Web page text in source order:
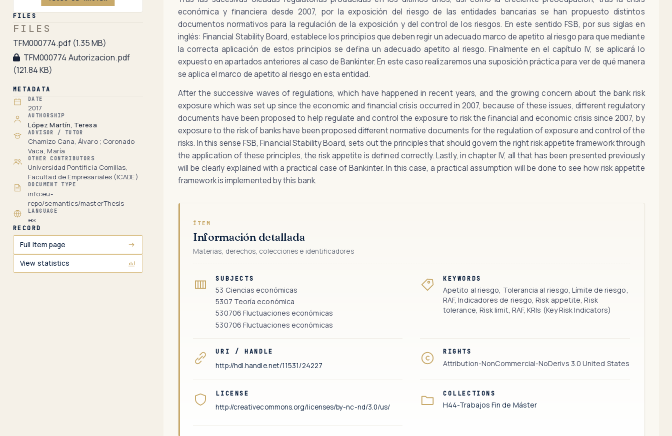
FILES
FILES
TFM000774.pdf (1.35 MB)
TFM000774 Autorizacion.pdf
(121.84 KB)
METADATA
DATE
2017
AUTHORSHIP
López Martín, Teresa
ADVISOR / TUTOR
Chamizo Cana, Álvaro ; Coronado
Vaca, María
OTHER CONTRIBUTORS
Universidad Pontificia Comillas,
Facultad de Empresariales (ICADE)
DOCUMENT TYPE
info:eu-
repo/semantics/masterThesis
LANGUAGE
es
RECORD
Full item page
View statistics
económica y financiera desde 2007, por la exposición del riesgo de las entidades bancarias se han propuesto distintos
documentos normativos para la regulación de la exposición y del control de los riesgos. En este sentido FSB, por sus siglas en
inglés: Financial Stability Board, establece los principios que deben regir un adecuado marco de apetito al riesgo para que mediante
la correcta aplicación de estos principios se defina un adecuado apetito al riesgo. Finalmente en el capítulo IV, se aplicará lo
expuesto en apartados anteriores al caso de Bankinter. En este caso realizaremos una suposición práctica para ver de qué manera
se aplica el marco de apetito al riesgo en esta entidad.
After the successive waves of regulations, which have happened in recent years, and the growing concern about the bank risk
exposure which was set up since the economic and financial crisis occurred in 2007, because of these issues, different regulatory
documents have been proposed to help regulate and control the exposure to risk the financial and economic crisis since 2007, by
exposure to the risk of banks have been proposed different normative documents for the regulation of exposure and control of the
risks. In this sense FSB, Financial Stability Board, sets out the principles that should govern the right risk appetite framework through
the application of these principles, the risk appetite is defined correctly. Lastly, in chapter IV, all that has been presented previously
will be clearly explained with a practical case of Bankinter. In this case, a practical assumption will be done to see how risk appetite
framework is implemented by this bank.
ÍTEM
Información detallada
Materias, derechos, colecciones e identificadores
SUBJECTS
53 Ciencias económicas
5307 Teoría económica
530706 Fluctuaciones económicas
530706 Fluctuaciones económicas
KEYWORDS
Apetito al riesgo, Tolerancia al riesgo, Límite de riesgo,
RAF, Indicadores de riesgo, Risk appetite, Risk
tolerance, Risk limit, RAF, KRIs (Key Risk Indicators)
URI / HANDLE
http://hdl.handle.net/11531/24227
RIGHTS
Attribution-NonCommercial-NoDerivs 3.0 United States
LICENSE
http://creativecommons.org/licenses/by-nc-nd/3.0/us/
COLLECTIONS
H44-Trabajos Fin de Máster